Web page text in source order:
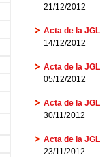
21/12/2012
Acta de la JGL
14/12/2012
Acta de la JGL
05/12/2012
Acta de la JGL
30/11/2012
Acta de la JGL
23/11/2012